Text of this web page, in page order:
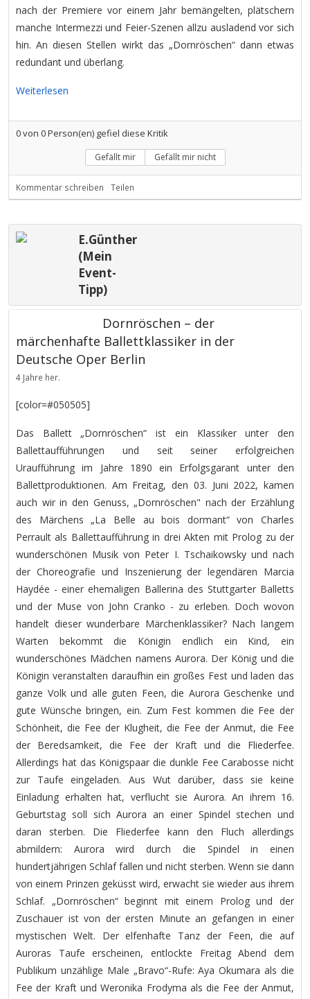
nach der Premiere vor einem Jahr bemängelten, plätschern
manche Intermezzi und Feier-Szenen allzu ausladend vor sich
hin. An diesen Stellen wirkt das „Dornröschen“ dann etwas
redundant und überlang.
Weiterlesen
0von 0Person(en) gefiel diese Kritik
Gefällt mir Gefällt mir nicht
Kommentar schreiben Teilen
E.Günther
(Mein
Event-
Tipp)
Dornröschen – der
märchenhafte Ballettklassiker in der
Deutsche Oper Berlin
4 Jahre her.
[color=#050505]
Das Ballett „Dornröschen“ ist ein Klassiker unter den
Ballettaufführungen und seit seiner erfolgreichen
Uraufführung im Jahre 1890 ein Erfolgsgarant unter den
Ballettproduktionen. Am Freitag, den 03. Juni 2022, kamen
auch wir in den Genuss, „Dornröschen" nach der Erzählung
des Märchens „La Belle au bois dormant“ von Charles
Perrault als Ballettaufführung in drei Akten mit Prolog zu der
wunderschönen Musik von Peter I. Tschaikowsky und nach
der Choreografie und Inszenierung der legendären Marcia
Haydée - einer ehemaligen Ballerina des Stuttgarter Balletts
und der Muse von John Cranko - zu erleben. Doch wovon
handelt dieser wunderbare Märchenklassiker? Nach langem
Warten bekommt die Königin endlich ein Kind, ein
wunderschönes Mädchen namens Aurora. Der König und die
Königin veranstalten daraufhin ein großes Fest und laden das
ganze Volk und alle guten Feen, die Aurora Geschenke und
gute Wünsche bringen, ein. Zum Fest kommen die Fee der
Schönheit, die Fee der Klugheit, die Fee der Anmut, die Fee
der Beredsamkeit, die Fee der Kraft und die Fliederfee.
Allerdings hat das Königspaar die dunkle Fee Carabosse nicht
zur Taufe eingeladen. Aus Wut darüber, dass sie keine
Einladung erhalten hat, verflucht sie Aurora. An ihrem 16.
Geburtstag soll sich Aurora an einer Spindel stechen und
daran sterben. Die Fliederfee kann den Fluch allerdings
abmildern: Aurora wird durch die Spindel in einen
hundertjährigen Schlaf fallen und nicht sterben. Wenn sie dann
von einem Prinzen geküsst wird, erwacht sie wieder aus ihrem
Schlaf. „Dornröschen“ beginnt mit einem Prolog und der
Zuschauer ist von der ersten Minute an gefangen in einer
mystischen Welt. Der elfenhafte Tanz der Feen, die auf
Auroras Taufe erscheinen, entlockte Freitag Abend dem
Publikum unzählige Male „Bravo“-Rufe: Aya Okumara als die
Fee der Kraft und Weronika Frodyma als die Fee der Anmut,